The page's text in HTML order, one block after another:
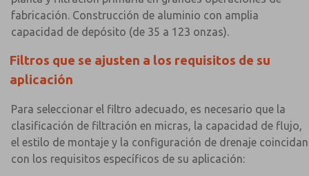
fabricación. Construcción de aluminio con amplia
capacidad de depósito (de 35 a 123 onzas).
Filtros que se ajusten a los requisitos de su
aplicación
Para seleccionar el filtro adecuado, es necesario que la
clasificación de filtración en micras, la capacidad de flujo,
el estilo de montaje y la configuración de drenaje coincidan
con los requisitos específicos de su aplicación:
×
×